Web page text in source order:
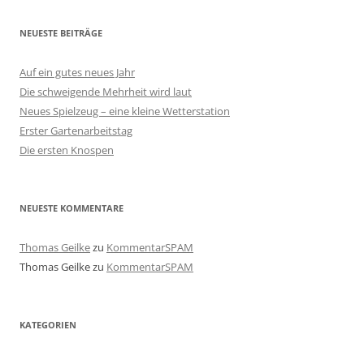
NEUESTE BEITRÄGE
Auf ein gutes neues Jahr
Die schweigende Mehrheit wird laut
Neues Spielzeug – eine kleine Wetterstation
Erster Gartenarbeitstag
Die ersten Knospen
NEUESTE KOMMENTARE
Thomas Geilkezu KommentarSPAM
Thomas Geilkezu KommentarSPAM
KATEGORIEN